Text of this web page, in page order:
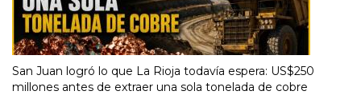
San Juan logró lo que La Rioja todavía espera: US$250
millones antes de extraer una sola tonelada de cobre